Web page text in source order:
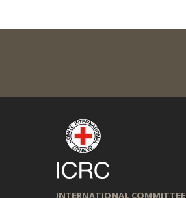
INTERNATIONAL COMMITTEE